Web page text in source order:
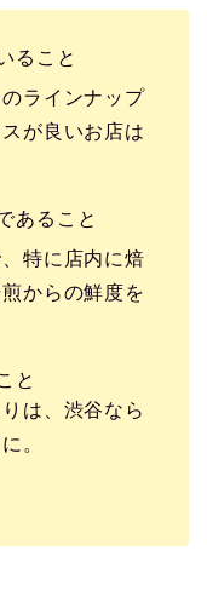
ること
ラインナップ
が良いお店は
あること
特に店内に焙
からの鮮度を
と
は、渋谷なら
。